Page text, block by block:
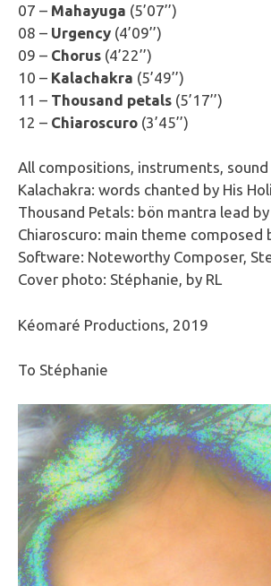
07 – Mahayuga (5’07’’)
08 – Urgency(4’09’’)
09 – Chorus(4’22’’)
10 – Kalachakra (5’49’’)
11 – Thousand petals(5’17’’)
12 – Chiaroscuro(3’45’’)
All compositions, instruments,
Kalachakra: words chanted by His
Thousand Petals: bön mantra lead
Chiaroscuro: main theme composed
Software: Noteworthy Composer,
Cover photo: Stéphanie, by RL
Kéomaré Productions, 2019
To Stéphanie